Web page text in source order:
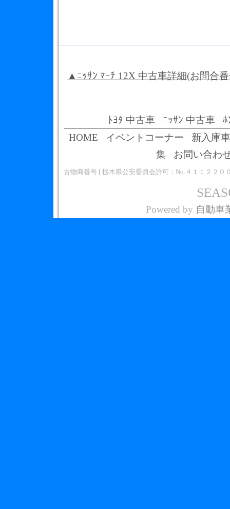
▲ﾆｯｻﾝ ﾏｰﾁ 12X 中古車詳細(お問合
ﾄﾖﾀ 中古車 ﾆｯｻﾝ 中古車
ﾎ
HOME
イベントコーナー
新入庫
集
お問い合わ
古物商番号 [ 栃木県公安委員会許可：No.４１１２２０
Powered by 自動車